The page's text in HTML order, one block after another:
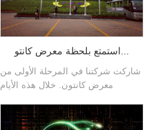
شاركت شركتنا في المرحلة الأولى من
معرض كانتون. خلال هذه الأيام
عملائنا أكبر فائدة ومنتجات ذات ج�...